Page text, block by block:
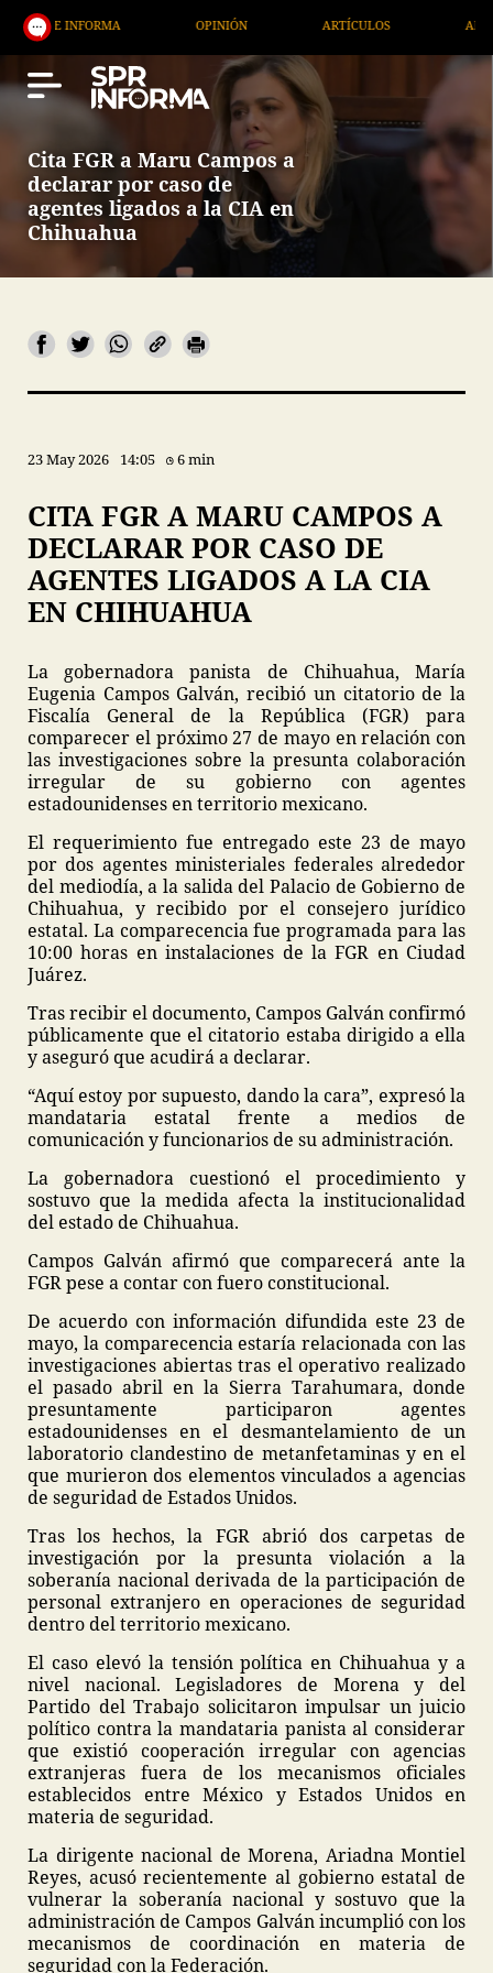
OPINIÓN ARTÍCULOS ARTE /
Cita FGR a Maru Campos a
declarar por caso de
agentes ligados a la CIA en
Chihuahua
23 May 2026 14:05 6 min
CITA FGR A MARU CAMPOS A
DECLARAR POR CASO DE
AGENTES LIGADOS A LA CIA
EN CHIHUAHUA
La gobernadora panista de Chihuahua, María
Eugenia Campos Galván, recibió un citatorio de la
Fiscalía General de la República (FGR) para
comparecer el próximo 27 de mayo en relación con
las investigaciones sobre la presunta colaboración
irregular de su gobierno con agentes
estadounidenses en territorio mexicano.
El requerimiento fue entregado este 23 de mayo
por dos agentes ministeriales federales alrededor
del mediodía, a la salida del Palacio de Gobierno de
Chihuahua, y recibido por el consejero jurídico
estatal. La comparecencia fue programada para las
10:00 horas en instalaciones de la FGR en Ciudad
Juárez.
Tras recibir el documento, Campos Galván confirmó
públicamente que el citatorio estaba dirigido a ella
y aseguró que acudirá a declarar.
“Aquí estoy por supuesto, dando la cara”, expresó la
mandataria estatal frente a medios de
comunicación y funcionarios de su administración.
La gobernadora cuestionó el procedimiento y
sostuvo que la medida afecta la institucionalidad
del estado de Chihuahua.
Campos Galván afirmó que comparecerá ante la
FGR pese a contar con fuero constitucional.
De acuerdo con información difundida este 23 de
mayo, la comparecencia estaría relacionada con las
investigaciones abiertas tras el operativo realizado
el pasado abril en la Sierra Tarahumara, donde
presuntamente participaron agentes
estadounidenses en el desmantelamiento de un
laboratorio clandestino de metanfetaminas y en el
que murieron dos elementos vinculados a agencias
de seguridad de Estados Unidos.
Tras los hechos, la FGR abrió dos carpetas de
investigación por la presunta violación a la
soberanía nacional derivada de la participación de
personal extranjero en operaciones de seguridad
dentro del territorio mexicano.
El caso elevó la tensión política en Chihuahua y a
nivel nacional. Legisladores de Morena y del
Partido del Trabajo solicitaron impulsar un juicio
político contra la mandataria panista al considerar
que existió cooperación irregular con agencias
extranjeras fuera de los mecanismos oficiales
establecidos entre México y Estados Unidos en
materia de seguridad.
La dirigente nacional de Morena, Ariadna Montiel
Reyes, acusó recientemente al gobierno estatal de
vulnerar la soberanía nacional y sostuvo que la
administración de Campos Galván incumplió con los
mecanismos de coordinación en materia de
seguridad con la Federación.